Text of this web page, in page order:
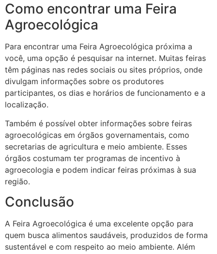
Como encontrar uma Feira
Agroecológica
Para encontrar uma Feira Agroecológica próxima a
você, uma opção é pesquisar na internet. Muitas feiras
têm páginas nas redes sociais ou sites próprios, onde
divulgam informações sobre os produtores
participantes, os dias e horários de funcionamento e a
localização.
Também é possível obter informações sobre feiras
agroecológicas em órgãos governamentais, como
secretarias de agricultura e meio ambiente. Esses
órgãos costumam ter programas de incentivo à
agroecologia e podem indicar feiras próximas à sua
região.
Conclusão
A Feira Agroecológica é uma excelente opção para
quem busca alimentos saudáveis, produzidos de forma
sustentável e com respeito ao meio ambiente. Além